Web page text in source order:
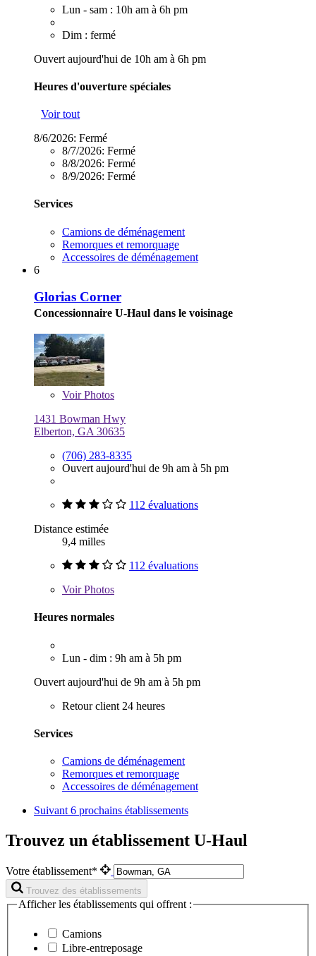
Lun - sam : 10h am à 6h pm
Dim : fermé
Ouvert aujourd'hui de 10h am à 6h pm
Heures d'ouverture spéciales
Voir tout
8/6/2026: Fermé
8/7/2026: Fermé
8/8/2026: Fermé
8/9/2026: Fermé
Services
Camions de déménagement
Remorques et remorquage
Accessoires de déménagement
6
Glorias Corner
Concessionnaire U-Haul dans le voisinage
VoirPhotos
1431 Bowman Hwy
Elberton, GA 30635
(706) 283-8335
Ouvert aujourd'hui de 9h am à 5h pm
112 évaluations
Distance estimée
9,4 milles
112 évaluations
VoirPhotos
Heures normales
Lun - dim : 9h am à 5h pm
Ouvert aujourd'hui de 9h am à 5h pm
Retour client 24 heures
Services
Camions de déménagement
Remorques et remorquage
Accessoires de déménagement
Suivant 6 prochains établissements
Trouvez un établissement U-Haul
Votre établissement*
Trouvez des établissements
Afficher les établissements qui offrent :
Camions
Libre-entreposage